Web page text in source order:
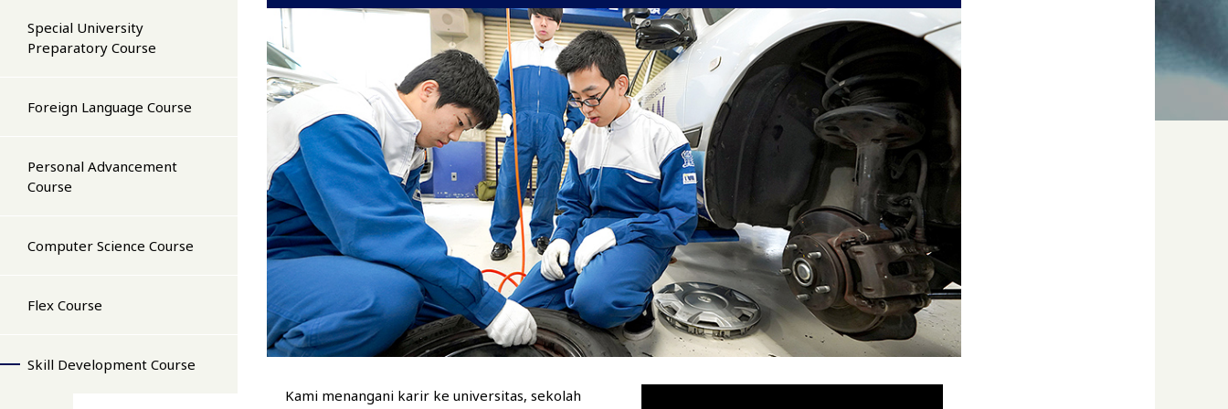
Kami menangani karir ke universitas, sekolah
Special University
Preparatory Course
Foreign Language Course
Personal Advancement
Course
Computer Science Course
Flex Course
Skill Development Course